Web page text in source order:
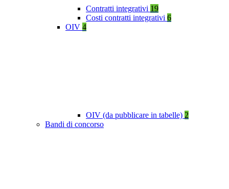
Contratti integrativi 19
Costi contratti integrativi 6
OIV 4
OIV (da pubblicare in tabelle) 2
Bandi di concorso